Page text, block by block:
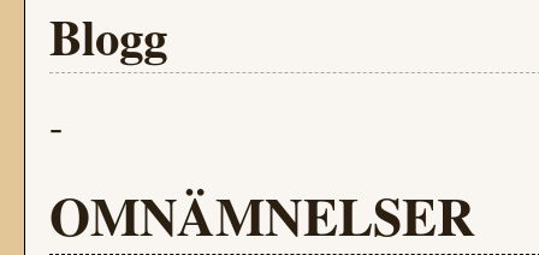
Blogg
-
OMNÄMNELSER